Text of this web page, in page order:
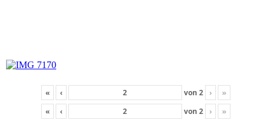
« ‹ von 2 ›
»
«
‹ von 2 › »